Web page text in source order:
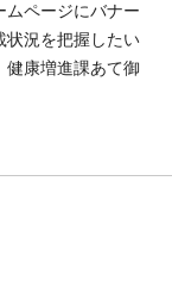
ムページにバナー
状況を把握したい
健康増進課あて御